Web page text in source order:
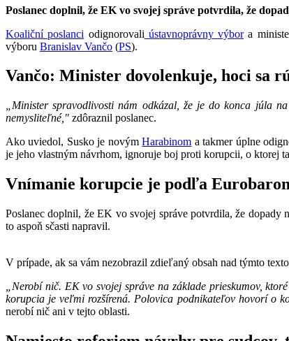
Poslanec doplnil, že EK vo svojej správe potvrdila, že
Koaliční poslanci odignorovali ústavnoprávny výbora
výboru Branislav Vančo (PS).
Vančo: Minister dovolenkuje, hoci sa
„Minister spravodlivosti nám odkázal, že je do konca júla
nemysliteľné," zdôraznil poslanec.
Ako uviedol, Susko je novýmHarabinom a takmer úplne
je jeho vlastným návrhom, ignoruje boj proti korupcii, o ktorej
Vnímanie korupcie je podľa
Poslanec doplnil, že EK vo svojej správe potvrdila, že
to aspoň sčasti napravil.
V prípade, ak sa vám nezobrazil zdieľaný obsah nad týmto
„Nerobí nič. EK vo svojej správe na základe prieskumov,
korupcia je veľmi rozšírená. Polovica podnikateľov hovorí o
nerobí nič ani v tejto oblasti.